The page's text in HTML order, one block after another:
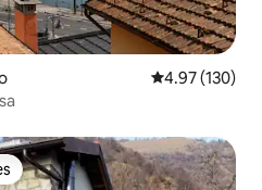
Calificación
4.97 (130)
huéspedes